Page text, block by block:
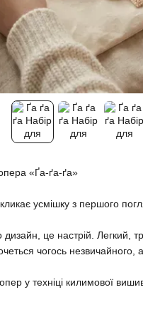
«Ґа-ґа-ґа»
усмішку з першого
це настрій. Легкий,
чогось незвичайного,
у техніці килимової